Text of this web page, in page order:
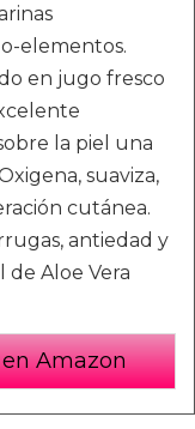
elementos.
en jugo fresco
la piel una
suaviza,
cutánea.
antiedad y
de Aloe Vera
Amazon